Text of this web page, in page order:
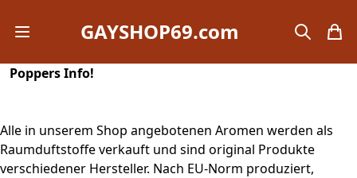
Open mobile menuGAYSHOP69.com search
Poppers Info!
Alle in unserem Shop angebotenen Aromen werden als
Raumduftstoffe verkauft und sind original Produkte
verschiedener Hersteller. Nach EU-Norm produziert,